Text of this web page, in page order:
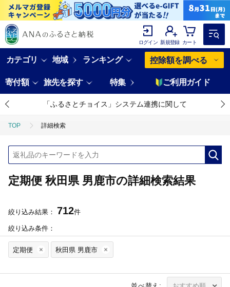
ログイン 新規登録 カート
カテゴリ 地域 ランキング 控除額を調べる
寄付額 旅先を探す 特集 ご利用ガイド
「ふるさとチョイス」システム連携に関して
TOP 詳細検索
定期便 秋田県 男鹿市の詳細検索結果
絞り込み結果： 712件
絞り込み条件：
定期便 秋田県 男鹿市
並べ替え: